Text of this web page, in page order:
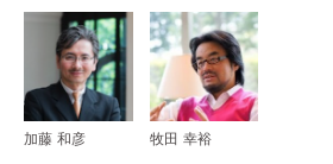
加藤 和彦 牧田 幸裕